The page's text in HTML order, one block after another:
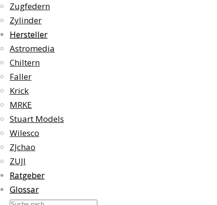
Zugfedern
Zylinder
Hersteller
Astromedia
Chiltern
Faller
Krick
MRKE
Stuart Models
Wilesco
ZJchao
ZUJI
Ratgeber
Glossar